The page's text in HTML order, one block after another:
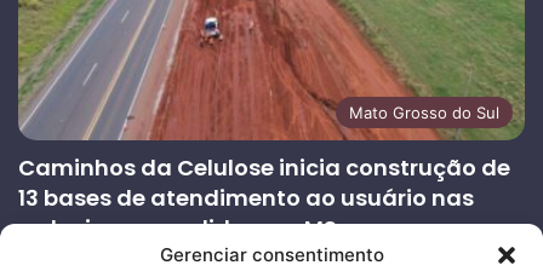
Gerenciar consentimento
Mato Grosso do Sul
Caminhos da Celulose inicia construção de
13 bases de atendimento ao usuário nas
rodovias concedidas em MS